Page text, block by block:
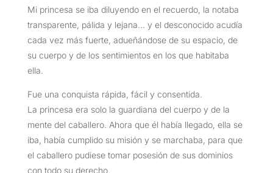
Mi princesa se iba diluyendo en el recuerdo, la notaba
transparente, pálida y lejana… y el desconocido acudía
cada vez más fuerte, adueñándose de su espacio, de
su cuerpo y de los sentimientos en los que habitaba
ella.
Fue una conquista rápida, fácil y consentida.
La princesa era solo la guardiana del cuerpo y de la
mente del caballero. Ahora que él había llegado, ella se
iba, había cumplido su misión y se marchaba, para que
el caballero pudiese tomar posesión de sus dominios
con todo su derecho.